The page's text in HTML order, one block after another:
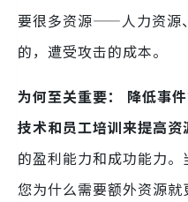
要很多资源——人力资
的，遭受攻击的成本。
为何至关重要：
降低事
技术和员工培训来提高资
的盈利能力和成功能力
您为什么需要额外资源就